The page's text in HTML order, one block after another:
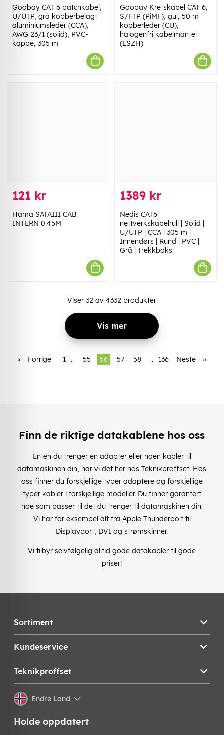
Goobay CAT 6 patchkabel,
U/UTP, grå kobberbelagt
aluminiumsleder (CCA),
AWG 23/1 (solid), PVC-
kappe, 305 m
Goobay Kretskabel CAT 6,
S/FTP (PiMF), gul, 50 m
kobberleder (CU),
halogenfri kabelmantel
(LSZH)
121 kr
Hama SATAIII CAB.
INTERN 0.45M
1389 kr
Nedis CAT6
nettverkskabelrull | Solid |
U/UTP | CCA | 305 m |
Innendørs | Rund | PVC |
Grå | Trekkboks
Viser 32 av 4332 produkter
Vis mer
« Forrige 1 .. 55 56 57 58 .. 136 Neste »
Finn de riktige datakablene hos oss
Enten du trenger en adapter eller noen kabler til
datamaskinen din, har vi det her hos Teknikproffset. Hos
oss finner du forskjellige typer adaptere og forskjellige
typer kabler i forskjellige modeller. Du finner garantert
noe som passer til det du trenger til datamaskinen din.
Vi har for eksempel alt fra Apple Thunderbolt til
Displayport, DVI og strømskinner.
Vi tilbyr selvfølgelig alltid gode datakabler til gode
priser!
Sortiment
Kundeservice
Teknikproffset
Endre Land
Holde oppdatert